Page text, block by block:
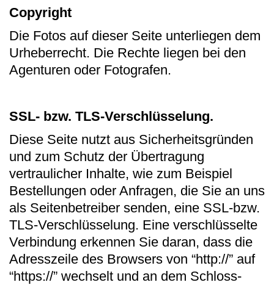
Copyright
Die Fotos auf dieser Seite unterliegen dem
Urheberrecht. Die Rechte liegen bei den
Agenturen oder Fotografen.
SSL- bzw. TLS-Verschlüsselung.
Diese Seite nutzt aus Sicherheitsgründen
und zum Schutz der Übertragung
vertraulicher Inhalte, wie zum Beispiel
Bestellungen oder Anfragen, die Sie an uns
als Seitenbetreiber senden, eine SSL-bzw.
TLS-Verschlüsselung. Eine verschlüsselte
Verbindung erkennen Sie daran, dass die
Adresszeile des Browsers von “http://” auf
“https://” wechselt und an dem Schloss-